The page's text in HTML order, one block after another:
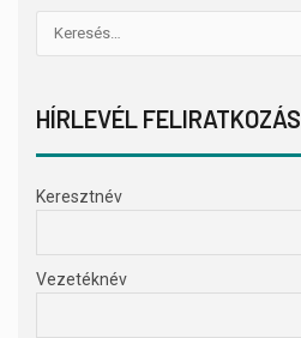
HÍRLEVÉL FELIRATKOZÁS
Keresztnév
Vezetéknév